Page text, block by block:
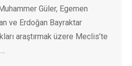
Güler, Egemen
ve Erdoğan Bayraktar
araştırmak üzere Meclis’te